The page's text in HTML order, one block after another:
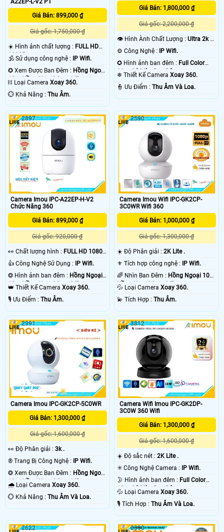
A22EP-L-V2 PT
Giá Bán: 899,000 ₫
Giá gốc: 1,750,000 ₫
☀️ Hình ảnh chất lượng : FULL HD
1080P .
🕉️ Sử dụng công nghệ :
IP Wifi.
✪ Xem Được Ban Đêm : Hồng Ngoại
10m Hồng Ngoại Smart IR.
⛓ Loại Camera Xoay 360.
️💮 Khả Năng : Thu Âm.
Giá Bán: 1,800,000 ₫
Giá gốc: 2,200,000 ₫
👁 Hình Ành Chất Lượng :Ultra 2k +
.
⚙ Công Nghệ :
IP Wifi.
✪ Hình ảnh ban đêm : Full Color
20m Có Màu Ban Ðêm.
❄ Thiết Kế CameraXoay 360.
️👮 Ưu Điểm :Thu Âm Và Loa.
Camera Imou IPC-A22EP-H-V2
Chức Năng 360
Giá Bán: 899,000 ₫
Giá gốc: 920,000 ₫
️👀 Chất lượng hình : FULL HD 1080P
👍 Công Nghệ Sử Dụng : IP Wifi.
❂ Hình ảnh ban đêm : Hồng Ngoại
10m Hồng Ngoại Smart IR.
👑 Thiết Kế Camera Xoay 360.
️🎙 Ưu Điểm : Thu Âm.
2897
Camera Imou Wifi IPC-GK2CP-
3C0WR Wifi 360
Giá Bán: 1,000,000 ₫
Giá gốc: 1,300,000 ₫
☀️ Độ Phân giải :2K Lite .
⚜️ Tích hợp công nghệ : IP Wifi.
🌈 Nhìn Ban Đêm : Hồng Ngoại 10m
Hồng Ngoại Smart IR.
💦 Loại CameraXoay 360.
️💫 Tích Hợp :Thu Âm.
2590
Camera Imou IPC-GK2CP-5C0WR
Giá Bán: 1,300,000 ₫
Giá gốc: 1,600,000 ₫
️👀 Độ Phân giải : 3k .
®️ Trang Bị Công Nghệ : IP Wifi.
❂ Xem Được Ban Đêm : Hồng Ngoại
10m Hồng Ngoại Smart IR.
🌧️ Loại Camera Xoay 360.
️💮 Khả Năng : Thu Âm Và Loa.
2991
Camera Wifi Imou IPC-GK2DP-
3C0W 360 Wifi
Giá Bán: 1,300,000 ₫
Giá gốc: 1,600,000 ₫
☀️ Độ sắc nét :2K Lite .
✳️ Công Nghệ Camera : IP Wifi.
🌛 Hình ảnh ban đêm : Full Color
10m Có Màu Ban Ðêm.
💦 Loại CameraXoay 360.
️🎙 Tích Hợp :Thu Âm Và Loa.
3812
2622 2390